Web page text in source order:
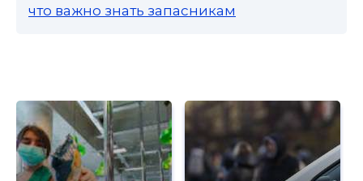
что важно знать запасникам